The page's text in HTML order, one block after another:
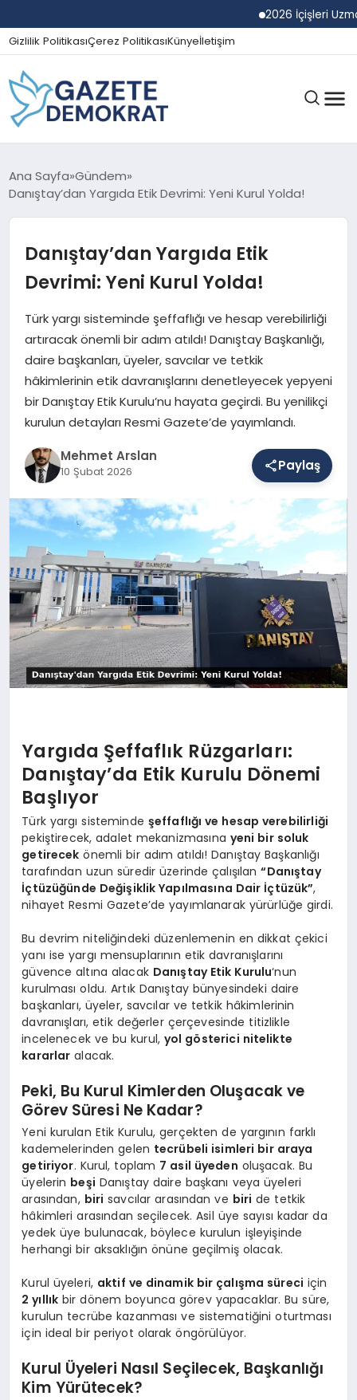
2026 İçişleri Uzman
Gizlilik PolitikasıÇerez PolitikasıKünyeİletişim
GÜNDEM
SPOR
SAĞLIK
EĞITIM
DÜNYA
YAŞAM
Ana Sayfa Gündem
Danıştay’dan Yargıda Etik Devrimi: Yeni Kurul Yolda!
Danıştay’dan Yargıda Etik
Devrimi: Yeni Kurul Yolda!
Türk yargı sisteminde şeffaflığı ve hesap verebilirliği
artıracak önemli bir adım atıldı! Danıştay Başkanlığı,
daire başkanları, üyeler, savcılar ve tetkik
hâkimlerinin etik davranışlarını denetleyecek yepyeni
bir Danıştay Etik Kurulu’nu hayata geçirdi. Bu yenilikçi
kurulun detayları Resmi Gazete’de yayımlandı.
Mehmet Arslan
10 Şubat 2026 Paylaş
Yargıda Şeffaflık Rüzgarları:
Danıştay’da Etik Kurulu Dönemi
Başlıyor
Türk yargı sisteminde şeffaflığı ve hesap verebilirliği
pekiştirecek, adalet mekanizmasına yeni bir soluk
getirecek önemli bir adım atıldı! Danıştay Başkanlığı
tarafından uzun süredir üzerinde çalışılan“Danıştay
İçtüzüğünde Değişiklik Yapılmasına Dair İçtüzük”,
nihayet Resmi Gazete’de yayımlanarak yürürlüğe girdi.
Bu devrim niteliğindeki düzenlemenin en dikkat çekici
yanı ise yargı mensuplarının etik davranışlarını
güvence altına alacak Danıştay Etik Kurulu‘nun
kurulması oldu. Artık Danıştay bünyesindeki daire
başkanları, üyeler, savcılar ve tetkik hâkimlerinin
davranışları, etik değerler çerçevesinde titizlikle
incelenecek ve bu kurul, yol gösterici nitelikte
kararlar alacak.
Peki, Bu Kurul Kimlerden Oluşacak ve
Görev Süresi Ne Kadar?
Yeni kurulan Etik Kurulu, gerçekten de yargının farklı
kademelerinden gelen tecrübeli isimleri bir araya
getiriyor. Kurul, toplam 7 asil üyeden oluşacak. Bu
üyelerin beşi Danıştay daire başkanı veya üyeleri
arasından, biri savcılar arasından ve biri de tetkik
hâkimleri arasından seçilecek. Asil üye sayısı kadar da
yedek üye bulunacak, böylece kurulun işleyişinde
herhangi bir aksaklığın önüne geçilmiş olacak.
Kurul üyeleri, aktif ve dinamik bir çalışma süreci için
2 yıllık bir dönem boyunca görev yapacaklar. Bu süre,
kurulun tecrübe kazanması ve sistematiğini oturtması
için ideal bir periyot olarak öngörülüyor.
Kurul Üyeleri Nasıl Seçilecek, Başkanlığı
Kim Yürütecek?